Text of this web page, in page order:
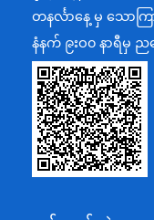
အပြည်ပြည်ဆိုင်ရာ
ပြန်ကြားရေးဝန်ကြီ
သာသနာရေးနှင့် ယ
စိုက်ပျိုးရေး၊မွေးမ
ပို့ဆောင်ရေးနှင့်ဆ
သယံဇာတနှင့်ပတ်ဝန်
တနင်္လာနေ့ မှ သောက
နံနက် ၉းဝ၀ နာရီမှ ည